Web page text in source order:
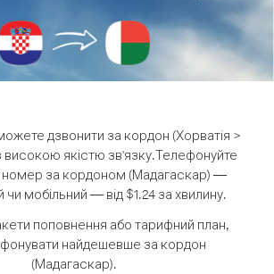
дзвонити за кордон (Хорватія >
високою якістю зв'язку.Телефонуйте
номер за кордоном (Мадагаскар) —
чи мобільний — від $1.24 за хвилину.
поповнення або тарифний план,
найдешевше за кордон
(Мадагаскар).